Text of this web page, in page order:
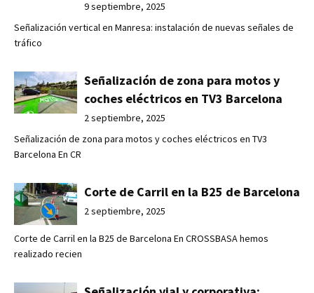
9 septiembre, 2025
Señalización vertical en Manresa: instalación de nuevas señales de
tráfico
Señalización de zona para motos y
coches eléctricos en TV3 Barcelona
2 septiembre, 2025
Señalización de zona para motos y coches eléctricos en TV3
Barcelona En CR
Corte de Carril en la B25 de Barcelona
2 septiembre, 2025
Corte de Carril en la B25 de Barcelona En CROSSBASA hemos
realizado recien